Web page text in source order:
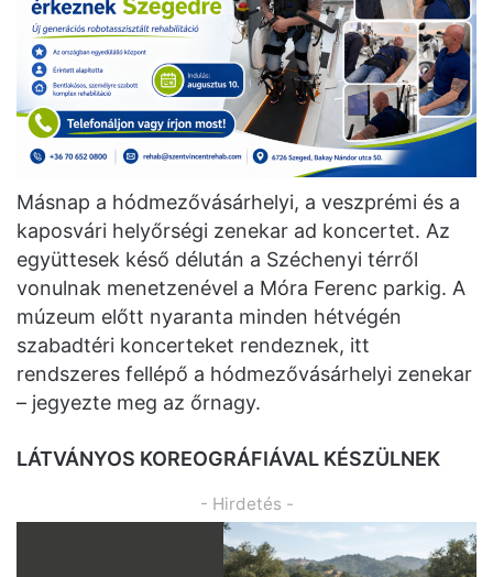
Másnap a hódmezővásárhelyi, a veszprémi és a
kaposvári helyőrségi zenekar ad koncertet. Az
együttesek késő délután a Széchenyi térről
vonulnak menetzenével a Móra Ferenc parkig. A
múzeum előtt nyaranta minden hétvégén
szabadtéri koncerteket rendeznek, itt
rendszeres fellépő a hódmezővásárhelyi zenekar
– jegyezte meg az őrnagy.
LÁTVÁNYOS KOREOGRÁFIÁVAL KÉSZÜLNEK
- Hirdetés -